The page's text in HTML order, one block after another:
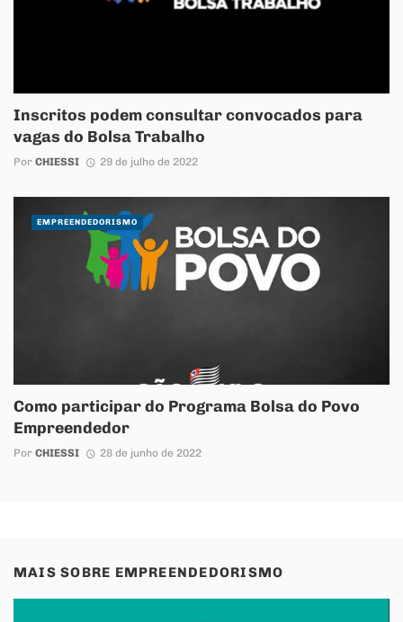
Inscritos podem consultar convocados para
vagas do Bolsa Trabalho
Por CHIESSI 29 de julho de 2022
Como participar do Programa Bolsa do Povo
Empreendedor
Por CHIESSI 28 de junho de 2022
EMPREENDEDORISMO
MAIS SOBRE EMPREENDEDORISMO